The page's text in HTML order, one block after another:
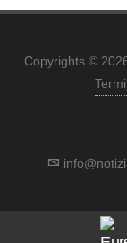
Copyrights ©